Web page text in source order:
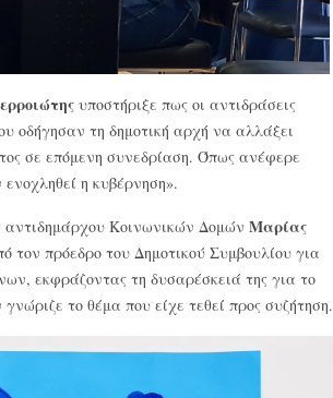
υποστήριξε πως οι αντιδράσεις
οδήγησαν τη δημοτική αρχή να αλλάξει
σε επόμενη συνεδρίαση. Όπως ανέφερε
η κυβέρνηση».
αντιδημάρχου Κοινωνικών Δομών Μαρίας
τον πρόεδρο του Δημοτικού Συμβουλίου για
εκφράζοντας τη δυσαρέσκειά της για το
το θέμα που είχε τεθεί προς συζήτηση.